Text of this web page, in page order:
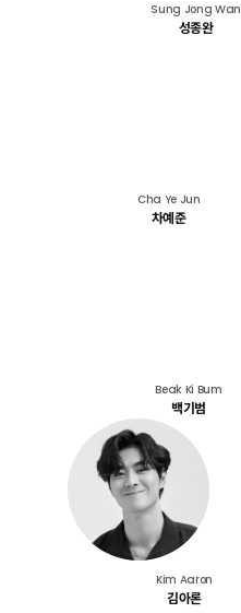
Sung Jong Wan
성종완
Cha Ye Jun
차예준
Beak Ki Bum
백기범
Kim Aaron
김아론